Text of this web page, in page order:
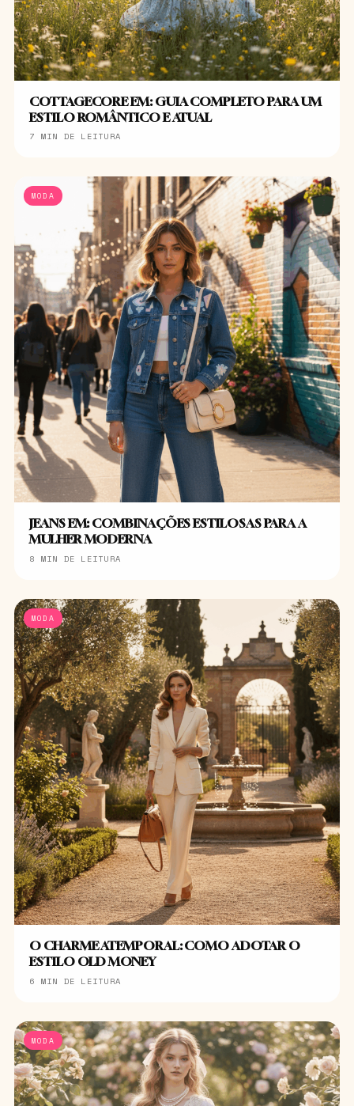
COTTAGECORE EM: GUIA COMPLETO PARA UM
ESTILO ROMÂNTICO E ATUAL
7 MIN DE LEITURA
MODA
JEANS EM: COMBINAÇÕES ESTILOSAS PARA A
MULHER MODERNA
8 MIN DE LEITURA
MODA
O CHARME ATEMPORAL: COMO ADOTAR O
ESTILO OLD MONEY
6 MIN DE LEITURA
MODA